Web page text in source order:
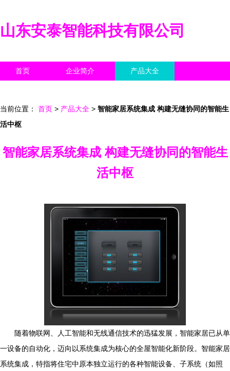
山东安泰智能科技有限公司
首页 企业简介 产品大全
当前位置： 首页 > 产品大全 > 智能家居系统集成 构建无缝协同的智能生
活中枢
智能家居系统集成 构建无缝协同的智能生
活中枢
随着物联网、人工智能和无线通信技术的迅猛发展，智能家居已从单
一设备的自动化，迈向以系统集成为核心的全屋智能化新阶段。智能家居
系统集成，特指将住宅中原本独立运行的各种智能设备、子系统（如照